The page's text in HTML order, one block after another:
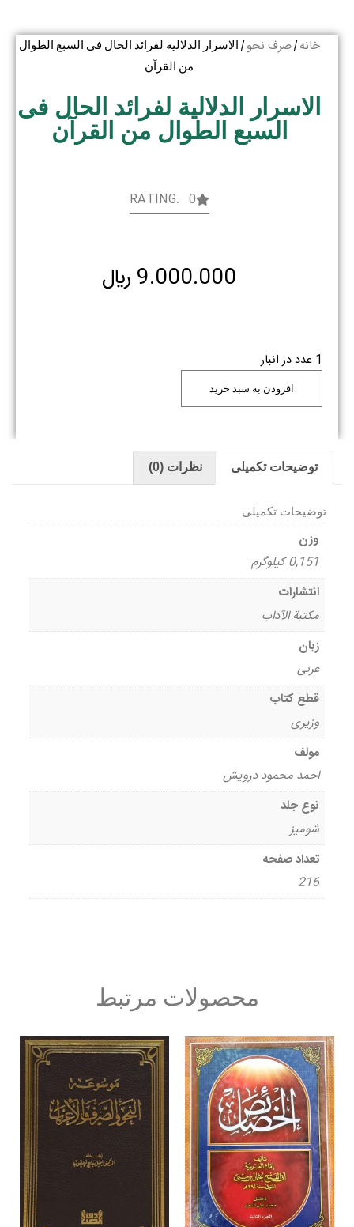
خانه/صرف نحو/ الاسرار الدلالیة لفرائد الحال فی السبع الطوال
من القرآن
الاسرار الدلالیة لفرائد الحال فی
السبع الطوال من القرآن
RATING: 0
9.000.000 ﷼
1 عدد در انبار
افزودن به سبد خرید
توضیحات تکمیلی نظرات (0)
توضیحات تکمیلی
وزن
0,151 کیلوگرم
انتشارات
مکتبة الآداب
زبان
عربی
قطع کتاب
وزیری
مولف
احمد محمود درویش
نوع جلد
شومیز
تعداد صفحه
216
محصولات مرتبط